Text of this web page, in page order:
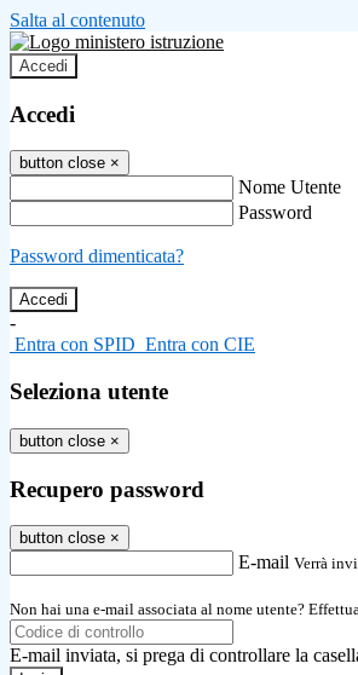
Salta al contenuto
Accedi
Accedi
button close ×
Nome Utente
Password
Password dimenticata?
-
Entra con SPID Entra con CIE
Seleziona utente
button close ×
Recupero password
button close ×
E-mail Verrà
Non hai una e-mail associata al nome utente?
E-mail inviata, si prega di controllare la